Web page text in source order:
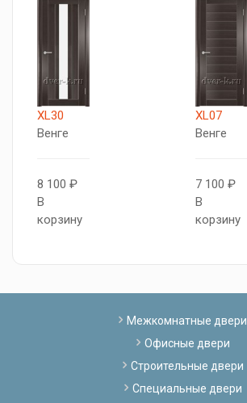
XL30
Венге
8 100 ₽
В
корзину
XL07
Венге
7 100 ₽
В
корзину
Межкомнатные двери
Офисные двери
Строительные двери
Специальные двери